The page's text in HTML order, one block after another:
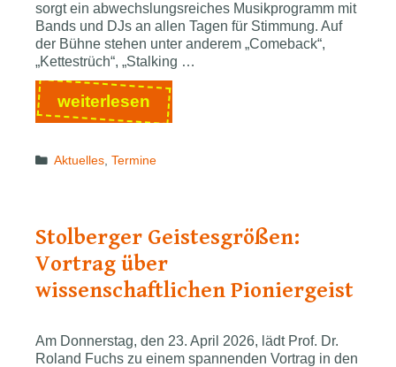
sorgt ein abwechslungsreiches Musikprogramm mit
Bands und DJs an allen Tagen für Stimmung. Auf
der Bühne stehen unter anderem „Comeback“,
„Kettestrüch“, „Stalking …
weiterlesen Euregio­
nal­
Bierfest
Genuss,
Musik
und
Familienprogramm
Kaiserplatz
Categories
Aktuelles ,Termine
Stolberger Geistesgrößen:
Vortrag über
wissenschaftlichen Pioniergeist
Am Donnerstag, den 23. April 2026, lädt Prof. Dr.
Roland Fuchs zu einem spannenden Vortrag in den